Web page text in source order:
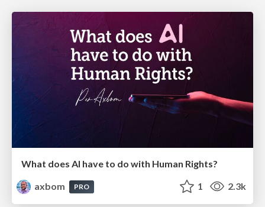
What does AI have to do with Human Rights?
axbom
PRO 1 2.3k